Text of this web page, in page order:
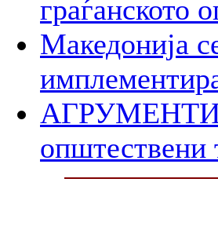
граѓанското
Македонија
АГРУМЕНТИ
општествени